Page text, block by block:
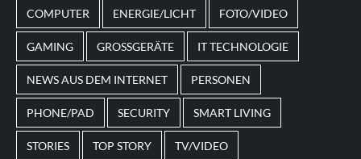
angepasst sein.
COMPUTER ENERGIE/LICHT FOTO/VIDEO
GAMING GROSSGERÄTE IT TECHNOLOGIE
NEWS AUS DEM INTERNET PERSONEN
PHONE/PAD SECURITY SMART LIVING
STORIES TOP STORY TV/VIDEO